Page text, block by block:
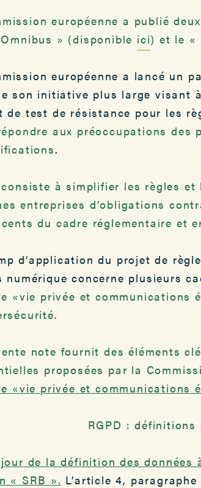
européenne a publié
» (disponible ici) et le «
européenne a lancé un
son initiative plus large visant
de test de résistance pour les
aux préoccupations
.
à simplifier les règles
entreprises d’obligations
du cadre réglementaire et
d’application du projet de
numérique concerne plusieurs
«vie privée et communications
note fournit des éléments
proposées par la
«vie privée et communications
RGPD :
de la définition des
« SRB ». L’article 4,